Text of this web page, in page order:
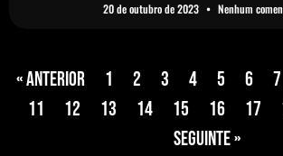
20 de outubro de 2023 Nenhum
« Anterior 1 2 3 4 5 6 7
11
12 13 14 15 16 17
Seguinte »